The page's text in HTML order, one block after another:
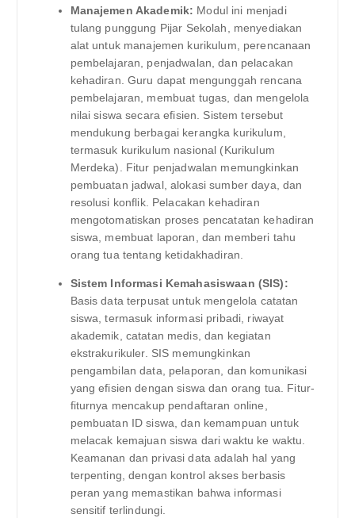
Manajemen Akademik: Modul ini menjadi
tulang punggung Pijar Sekolah, menyediakan
alat untuk manajemen kurikulum, perencanaan
pembelajaran, penjadwalan, dan pelacakan
kehadiran. Guru dapat mengunggah rencana
pembelajaran, membuat tugas, dan mengelola
nilai siswa secara efisien. Sistem tersebut
mendukung berbagai kerangka kurikulum,
termasuk kurikulum nasional (Kurikulum
Merdeka). Fitur penjadwalan memungkinkan
pembuatan jadwal, alokasi sumber daya, dan
resolusi konflik. Pelacakan kehadiran
mengotomatiskan proses pencatatan kehadiran
siswa, membuat laporan, dan memberi tahu
orang tua tentang ketidakhadiran.
Sistem Informasi Kemahasiswaan (SIS):
Basis data terpusat untuk mengelola catatan
siswa, termasuk informasi pribadi, riwayat
akademik, catatan medis, dan kegiatan
ekstrakurikuler. SIS memungkinkan
pengambilan data, pelaporan, dan komunikasi
yang efisien dengan siswa dan orang tua. Fitur-
fiturnya mencakup pendaftaran online,
pembuatan ID siswa, dan kemampuan untuk
melacak kemajuan siswa dari waktu ke waktu.
Keamanan dan privasi data adalah hal yang
terpenting, dengan kontrol akses berbasis
peran yang memastikan bahwa informasi
sensitif terlindungi.